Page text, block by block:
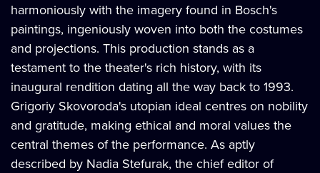
harmoniously with the imagery found in Bosch's
paintings, ingeniously woven into both the costumes
and projections. This production stands as a
testament to the theater's rich history, with its
inaugural rendition dating all the way back to 1993.
Grigoriy Skovoroda's utopian ideal centres on nobility
and gratitude, making ethical and moral values the
central themes of the performance. As aptly
described by Nadia Stefurak, the chief editor of